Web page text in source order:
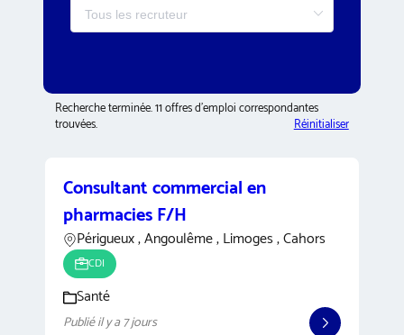
Recherche terminée. 11 offres d’emploi correspondantes
trouvées.
Réinitialiser
Consultant commercial en
pharmacies F/H
Périgueux , Angoulême , Limoges , Cahors
CDI
Santé
Publié il y a 7 jours